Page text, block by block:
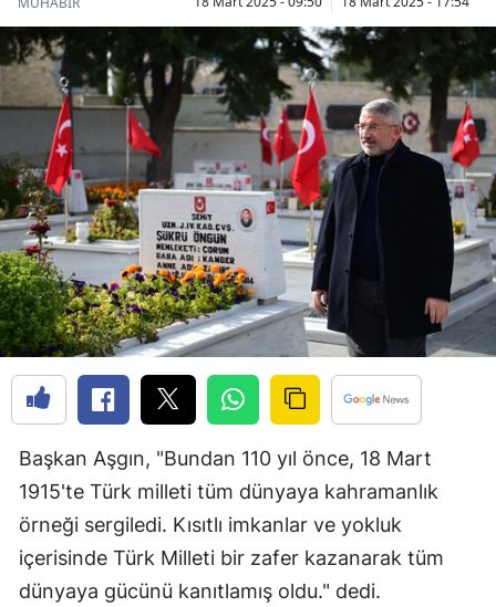
Balıkesir
Bilecik
Bingöl
Bitlis
Bolu
Burdur
Çanakkale
Çankırı
Çorum
Denizli
Diyarbakır
Edirne
Başkan Aşgın, "Bundan 110 yıl önce, 18 Mart
1915'te Türk milleti tüm dünyaya kahramanlık
örneği sergiledi. Kısıtlı imkanlar ve yokluk
içerisinde Türk Milleti bir zafer kazanarak tüm
dünyaya gücünü kanıtlamış oldu." dedi.